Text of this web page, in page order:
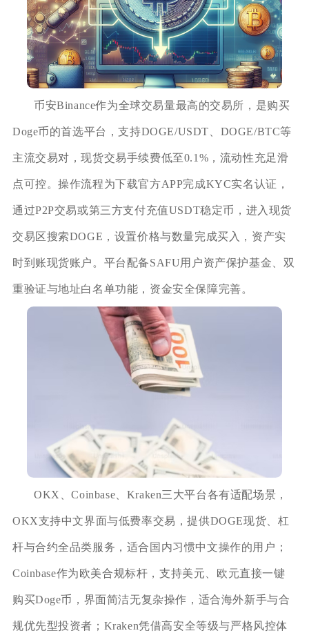
币安Binance作为全球交易量最高的交易所，是购买
Doge币的首选平台，支持DOGE/USDT、DOGE/BTC等
主流交易对，现货交易手续费低至0.1%，流动性充足滑
点可控。操作流程为下载官方APP完成KYC实名认证，
通过P2P交易或第三方支付充值USDT稳定币，进入现货
交易区搜索DOGE，设置价格与数量完成买入，资产实
时到账现货账户。平台配备SAFU用户资产保护基金、双
重验证与地址白名单功能，资金安全保障完善。
OKX、Coinbase、Kraken三大平台各有适配场景，
OKX支持中文界面与低费率交易，提供DOGE现货、杠
杆与合约全品类服务，适合国内习惯中文操作的用户；
Coinbase作为欧美合规标杆，支持美元、欧元直接一键
购买Doge币，界面简洁无复杂操作，适合海外新手与合
规优先型投资者；Kraken凭借高安全等级与严格风控体